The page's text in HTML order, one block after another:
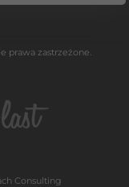
prawa zastrzeżone.
Consulting